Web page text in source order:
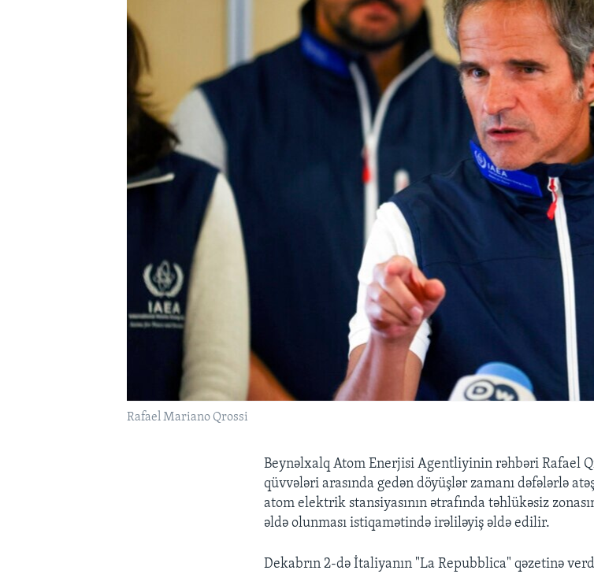
Rafael Mariano Qrossi
Beynəlxalq Atom Enerjisi Agentliyinin rəhbəri Rafael
qüvvələri arasında gedən döyüşlər zamanı dəfələrlə
atom elektrik stansiyasının ətrafında təhlükəsiz
əldə olunması istiqamətində irəliləyiş əldə edilir.
Dekabrın 2-də İtaliyanın "La Repubblica" qəzetinə